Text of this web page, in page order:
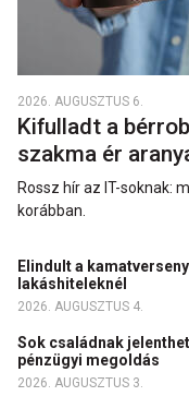
2026. AUGUSZTUS 6.
Kifulladt a
szakma ér
Rossz hír az IT-soknak:
korábban.
Elindult a
lakáshiteleknél
2026. AUGUSZTUS 4.
Sok családnak
pénzügyi megoldás
2026. AUGUSZTUS 3.